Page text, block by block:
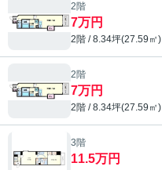
2階
7万円
2階 / 8.34坪(27.59㎡)
2階
7万円
2階 / 8.34坪(27.59㎡)
3階
11.5万円